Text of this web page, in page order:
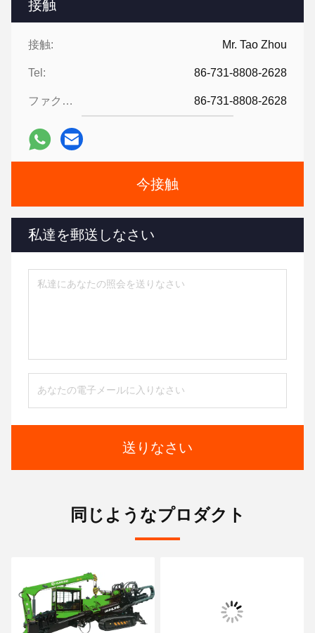
接触
接触: Mr. Tao Zhou
Tel: 86-731-8808-2628
ファクシミリ: 86-731-8808-2628
今接触
私達を郵送しなさい
送りなさい
同じようなプロダクト